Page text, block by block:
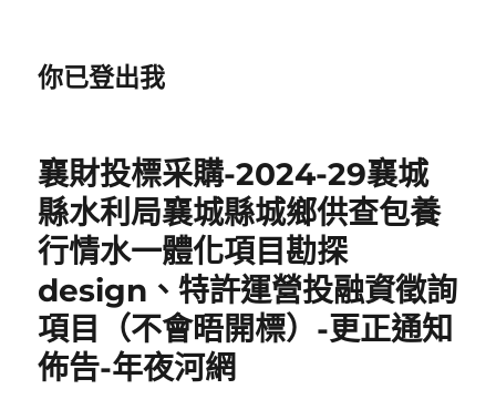
你已登出我
襄財投標采購-2024-29襄城
縣水利局襄城縣城鄉供查包養
行情水一體化項目勘探
design、特許運營投融資徵詢
項目（不會晤開標）-更正通知
佈告-年夜河網